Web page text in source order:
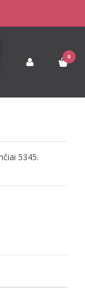
0
5345
5345.